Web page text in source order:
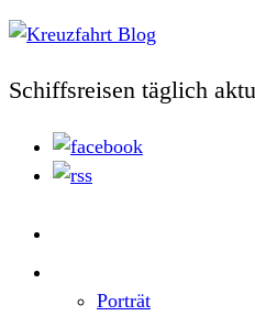
Schiffsreisen täglich
Porträt